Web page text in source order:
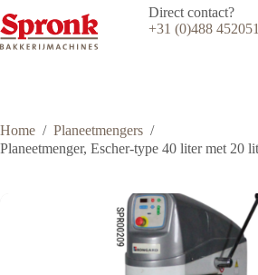
naar
de
Direct contact?
+31 (0)488 452051
Home / Planeetmengers /
Planeetmenger, Escher-type 40 liter met 20